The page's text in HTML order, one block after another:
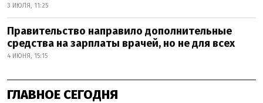
3 ИЮЛЯ, 11:25
Правительство направило дополнительные
средства на зарплаты врачей, но не для всех
4 ИЮНЯ, 15:15
ГЛАВНОЕ СЕГОДНЯ